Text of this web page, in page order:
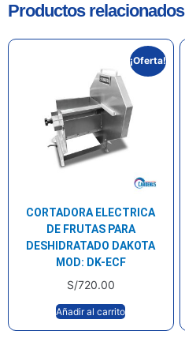
Productos relacionados
¡Oferta!
CORTADORA ELECTRICA
DE FRUTAS PARA
DESHIDRATADO DAKOTA
MOD: DK-ECF
S/720.00
Añadir al carrito